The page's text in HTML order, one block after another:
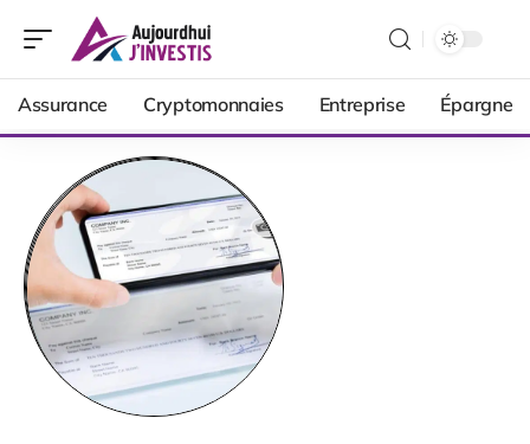
Assurance Cryptomonnaies Entreprise Épargne